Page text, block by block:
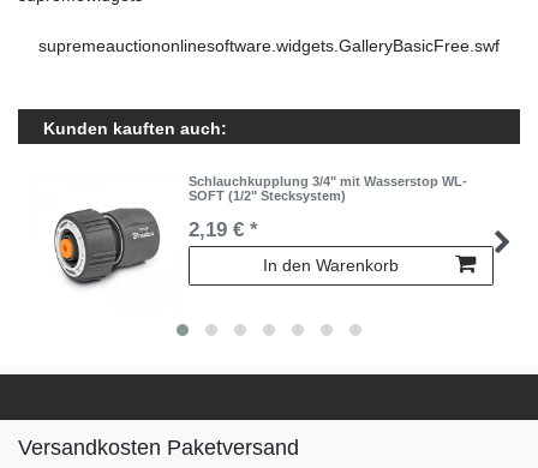
supremeauctiononlinesoftware.widgets.GalleryBasicFree.swf
Kunden kauften auch:
Schlauchkupplung 3/4" mit Wasserstop WL-
SOFT (1/2" Stecksystem)
2,19 € *
In den Warenkorb
Versandkosten Paketversand